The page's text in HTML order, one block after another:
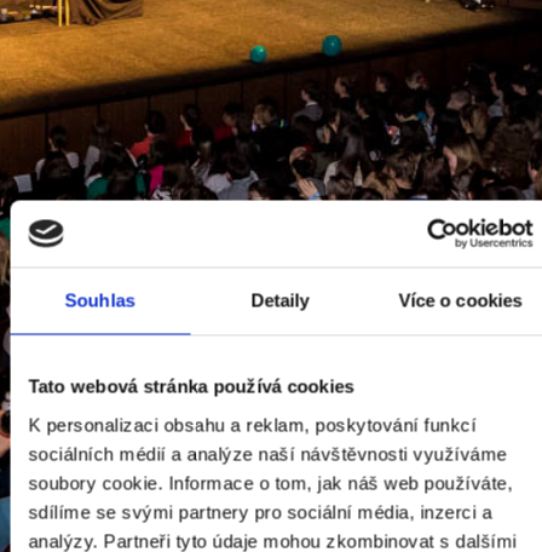
Souhlas Detaily Více o cookies
Tato webová stránka používá cookies
K personalizaci obsahu a reklam, poskytování funkcí
sociálních médií a analýze naší návštěvnosti využíváme
soubory cookie. Informace o tom, jak náš web používáte,
sdílíme se svými partnery pro sociální média, inzerci a
analýzy. Partneři tyto údaje mohou zkombinovat s dalšími
DRUHÝ
DEN V ROCE